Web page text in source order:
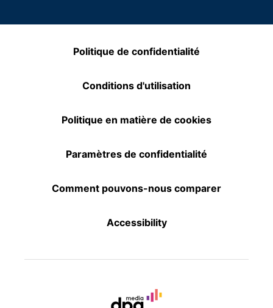
Politique de confidentialité
Conditions d'utilisation
Politique en matière de cookies
Paramètres de confidentialité
Comment pouvons-nous comparer
Accessibility